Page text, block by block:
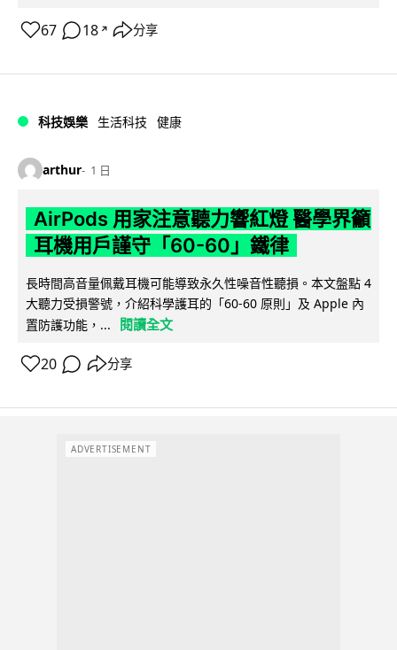
67 18 ↗ 分享
科技娛樂 生活科技 健康
arthur 1 日
AirPods 用家注意聽力響紅燈 醫學界籲
耳機用戶謹守「60-60」鐵律
長時間高音量佩戴耳機可能導致永久性噪音性聽損。本文盤點 4
大聽力受損警號，介紹科學護耳的「60-60 原則」及 Apple 內
置防護功能，...
閱讀全文
20 分享
ADVERTISEMENT